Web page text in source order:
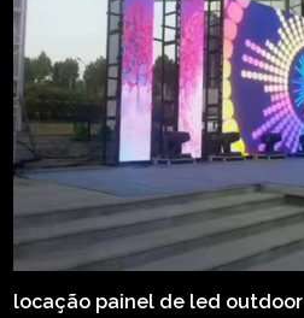
locação painel de led outdoor